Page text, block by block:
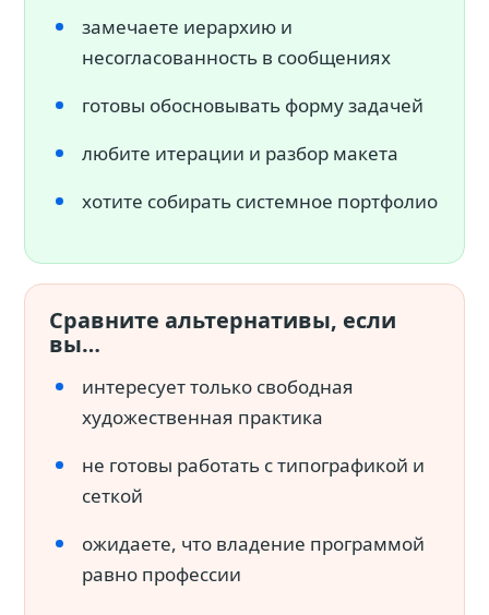
замечаете иерархию и
несогласованность в сообщениях
готовы обосновывать форму задачей
любите итерации и разбор макета
хотите собирать системное портфолио
Сравните альтернативы, если
вы…
интересует только свободная
художественная практика
не готовы работать с типографикой и
сеткой
ожидаете, что владение программой
равно профессии